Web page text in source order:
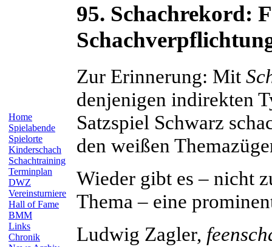
Home
Spielabende
Spielorte
Kinderschach
Schachtraining
Terminplan
DWZ
Vereinsturniere
Hall of Fame
BMM
Links
Chronik
95. Schachrekord:
Zur Erinnerung: Mit
denjenigen indirekten
Satzspiel Schwarz
den weißen
Wieder gibt es – nicht
Thema – eine
Ludwig Zagler,